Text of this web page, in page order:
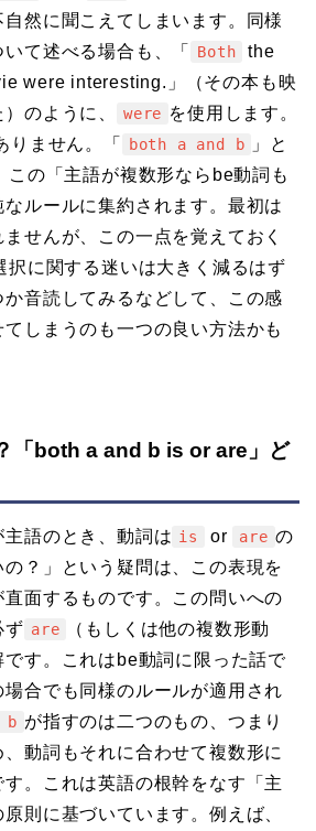
然に聞こえてしまいます。同様
て述べる場合も、「
Both
the
were interesting.」（その本も映
のように、
were を使用します。
りません。「 both a and b
」と
この「主語が複数形ならbe動詞も
ルールに集約されます。最初は
せんが、この一点を覚えておく
択に関する迷いは大きく減るはず
音読してみるなどして、この感
しまうのも一つの良い方法かも
「both a and b is or are」ど
主語のとき、動詞は is or are の
？」という疑問は、この表現を
面するものです。この問いへの
ず are
（もしくは他の複数形動
す。これはbe動詞に限った話で
合でも同様のルールが適用され
b が指すのは二つのもの、つまり
、動詞もそれに合わせて複数形に
。これは英語の根幹をなす「主
則に基づいています。例えば、